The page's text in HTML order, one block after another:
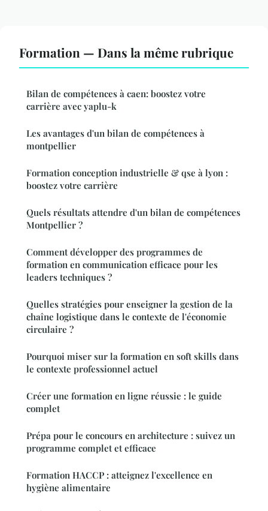
Formation — Dans la même rubrique
Bilan de compétences à caen: boostez votre
carrière avec yaplu-k
Les avantages d'un bilan de compétences à
montpellier
Formation conception industrielle & qse à lyon :
boostez votre carrière
Quels résultats attendre d'un bilan de compétences
Montpellier ?
Comment développer des programmes de
formation en communication efficace pour les
leaders techniques ?
Quelles stratégies pour enseigner la gestion de la
chaîne logistique dans le contexte de l'économie
circulaire ?
Pourquoi miser sur la formation en soft skills dans
le contexte professionnel actuel
Créer une formation en ligne réussie : le guide
complet
Prépa pour le concours en architecture : suivez un
programme complet et efficace
Formation HACCP : atteignez l'excellence en
hygiène alimentaire